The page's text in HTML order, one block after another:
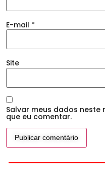
E-mail *
Site
Salvar meus dados
que eu comentar.